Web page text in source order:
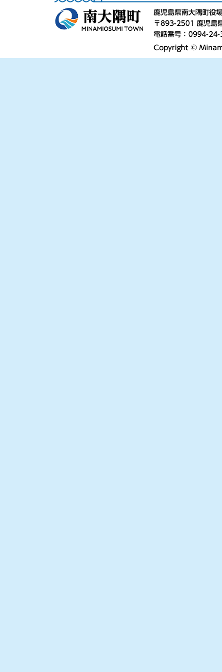
鹿児島県南大隅町役
〒893-2501 鹿児島
電話番号：0994-
Copyright ©